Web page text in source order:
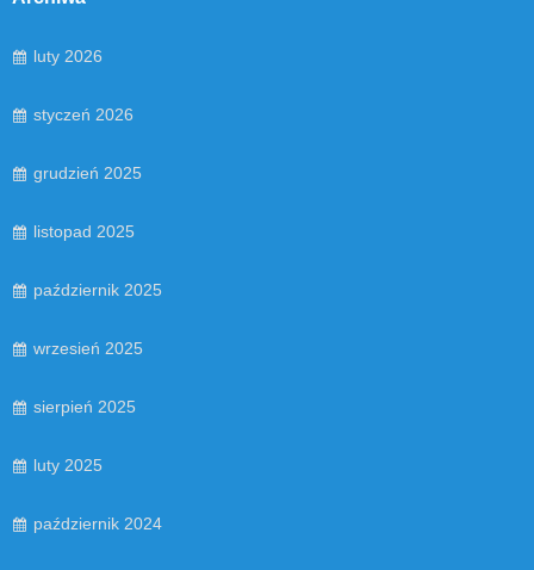
luty 2026
styczeń 2026
grudzień 2025
listopad 2025
październik 2025
wrzesień 2025
sierpień 2025
luty 2025
październik 2024